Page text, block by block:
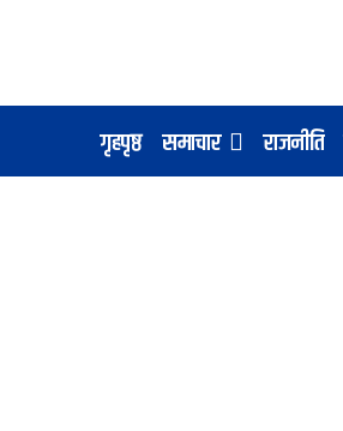
गृहपृष्ठ समाचार राजनीति